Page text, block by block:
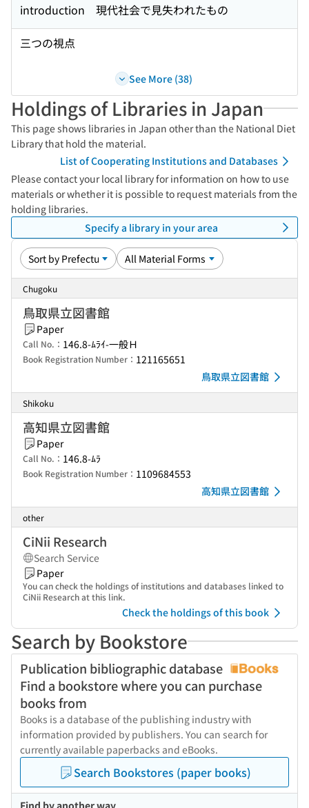
introduction 現代社会で見失われたもの
三つの視点
See More (38)
Holdings of Libraries in Japan
This page shows libraries in Japan other than the National Diet
Library that hold the material.
List of Cooperating Institutions and Databases
Please contact your local library for information on how to use
materials or whether it is possible to request materials from the
holding libraries.
Specify a library in your area
Chugoku
鳥取県立図書館
Paper
Call No.： 146.8-ﾑﾗｲ-一般Ｈ
Book Registration Number： 121165651
鳥取県立図書館
Shikoku
高知県立図書館
Paper
Call No.： 146.8-ﾑﾗ
Book Registration Number： 1109684553
高知県立図書館
other
CiNii Research
Search Service
Paper
You can check the holdings of institutions and databases linked to
CiNii Research at this link.
Check the holdings of this book
Search by Bookstore
Publication bibliographic database
Find a bookstore where you can purchase
books from
Books is a database of the publishing industry with
information provided by publishers. You can search for
currently available paperbacks and eBooks.
Search Bookstores (paper books)
Find by another way